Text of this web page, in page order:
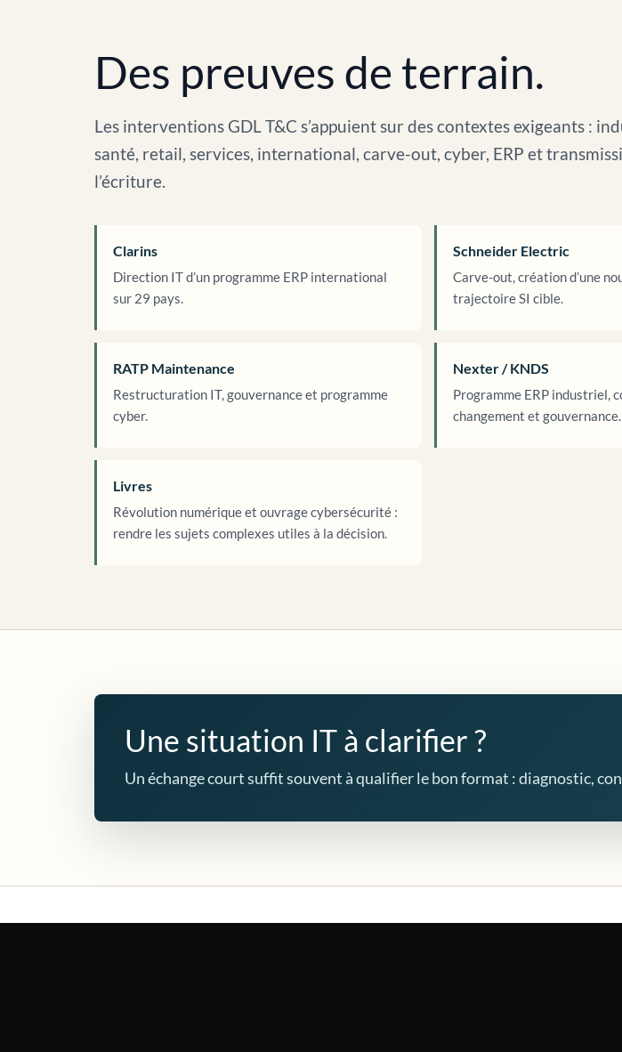
Des preuves de terrain.
Les interventions GDL T&C s’appuient sur des contextes exigeants :
santé, retail, services, international, carve-out, cyber, ERP et
l’écriture.
Clarins
Direction IT d’un programme ERP international
sur 29 pays.
Schneider Electric
Carve-out, création d’une
trajectoire SI cible.
RATP Maintenance
Restructuration IT, gouvernance et programme
cyber.
Nexter / KNDS
Programme ERP industriel,
changement et gouvernance.
Livres
Révolution numérique et ouvrage cybersécurité :
rendre les sujets complexes utiles à la décision.
Une situation IT à clarifier ?
Un échange court suffit souvent à qualifier le bon format : diagnostic,